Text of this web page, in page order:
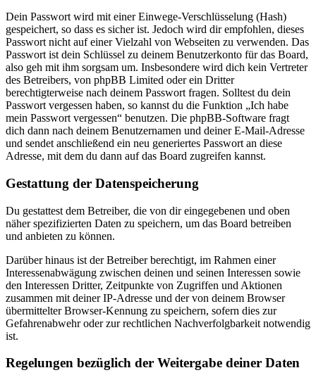
Dein Passwort wird mit einer Einwege-Verschlüsselung (Hash)
gespeichert, so dass es sicher ist. Jedoch wird dir empfohlen, dieses
Passwort nicht auf einer Vielzahl von Webseiten zu verwenden. Das
Passwort ist dein Schlüssel zu deinem Benutzerkonto für das Board,
also geh mit ihm sorgsam um. Insbesondere wird dich kein Vertreter
des Betreibers, von phpBB Limited oder ein Dritter
berechtigterweise nach deinem Passwort fragen. Solltest du dein
Passwort vergessen haben, so kannst du die Funktion „Ich habe
mein Passwort vergessen“ benutzen. Die phpBB-Software fragt
dich dann nach deinem Benutzernamen und deiner E-Mail-Adresse
und sendet anschließend ein neu generiertes Passwort an diese
Adresse, mit dem du dann auf das Board zugreifen kannst.
Gestattung der Datenspeicherung
Du gestattest dem Betreiber, die von dir eingegebenen und oben
näher spezifizierten Daten zu speichern, um das Board betreiben
und anbieten zu können.
Darüber hinaus ist der Betreiber berechtigt, im Rahmen einer
Interessenabwägung zwischen deinen und seinen Interessen sowie
den Interessen Dritter, Zeitpunkte von Zugriffen und Aktionen
zusammen mit deiner IP-Adresse und der von deinem Browser
übermittelter Browser-Kennung zu speichern, sofern dies zur
Gefahrenabwehr oder zur rechtlichen Nachverfolgbarkeit notwendig
ist.
Regelungen bezüglich der Weitergabe deiner Daten